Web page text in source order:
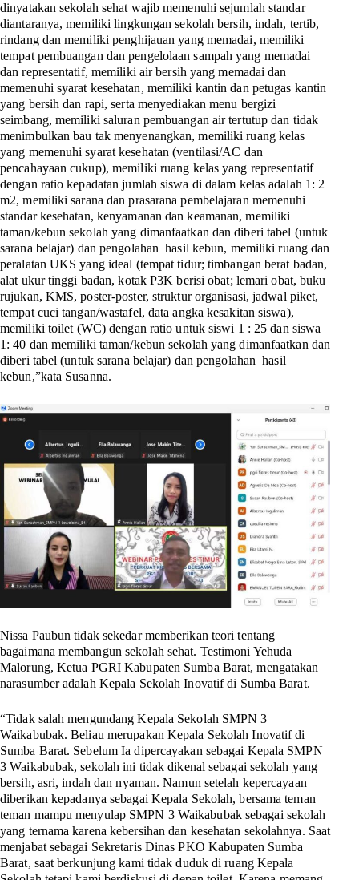
dinyatakan sekolah sehat wajib memenuhi sejumlah standar
diantaranya, memiliki lingkungan sekolah bersih, indah, tertib,
rindang dan memiliki penghijauan yang memadai, memiliki
tempat pembuangan dan pengelolaan sampah yang memadai
dan representatif, memiliki air bersih yang memadai dan
memenuhi syarat kesehatan, memiliki kantin dan petugas kantin
yang bersih dan rapi, serta menyediakan menu bergizi
seimbang, memiliki saluran pembuangan air tertutup dan tidak
menimbulkan bau tak menyenangkan, memiliki ruang kelas
yang memenuhi syarat kese­hatan (ventilasi/AC dan
pencahayaan cukup), memiliki ruang kelas yang representatif
dengan ratio kepa­datan jumlah siswa di dalam kelas adalah 1: 2
m2, memiliki sarana dan prasarana pembelajaran meme­nuhi
standar kesehatan, kenyamanan dan keamanan, memiliki
taman/kebun sekolah yang dimanfaatkan dan diberi tabel (untuk
sarana belajar) dan pengo­lahan hasil kebun, memiliki ruang dan
peralatan UKS yang ideal (tempat tidur; timbangan berat badan,
alat ukur tinggi badan, kotak P3K berisi obat; lemari obat, buku
rujukan, KMS, poster-poster, struktur organisasi, jadwal piket,
tempat cuci tangan/wastafel, data angka kesakitan siswa),
memiliki toilet (WC) dengan ratio untuk siswi 1 : 25 dan siswa
1: 40 dan memiliki taman/kebun sekolah yang dimanfaatkan dan
diberi tabel (untuk sarana belajar) dan pengo­lahan hasil
kebun,”kata Susanna.
Nissa Paubun tidak sekedar memberikan teori tentang
bagaimana membangun sekolah sehat. Testimoni Yehuda
Malorung, Ketua PGRI Kabupaten Sumba Barat, mengatakan
narasumber adalah Kepala Sekolah Inovatif di Sumba Barat.
“Tidak salah mengundang Kepala Sekolah SMPN 3
Waikabubak. Beliau merupakan Kepala Sekolah Inovatif di
Sumba Barat. Sebelum Ia dipercayakan sebagai Kepala SMPN
3 Waikabubak, sekolah ini tidak dikenal sebagai sekolah yang
bersih, asri, indah dan nyaman. Namun setelah kepercayaan
diberikan kepadanya sebagai Kepala Sekolah, bersama teman
teman mampu menyulap SMPN 3 Waikabubak sebagai sekolah
yang ternama karena kebersihan dan kesehatan sekolahnya. Saat
menjabat sebagai Sekretaris Dinas PKO Kabupaten Sumba
Barat, saat berkunjung kami tidak duduk di ruang Kepala